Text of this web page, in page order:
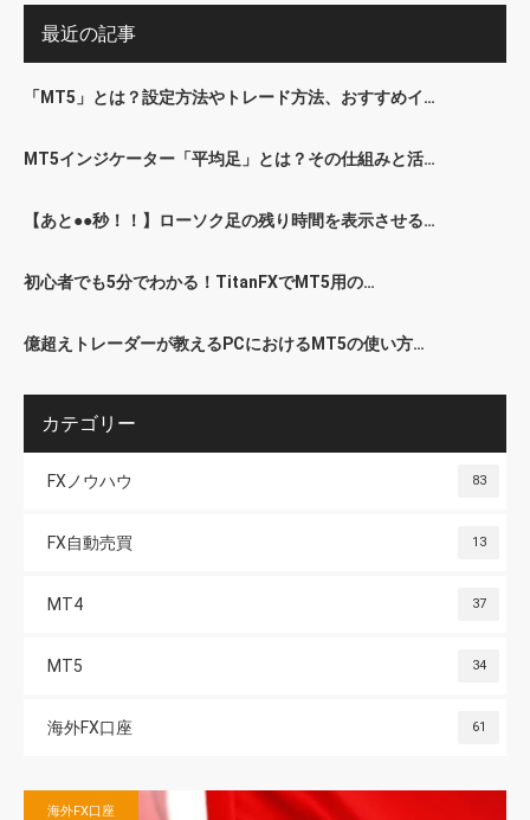
最近の記事
「MT5」とは？設定方法やトレード方法、おすすめイ…
MT5インジケーター「平均足」とは？その仕組みと活…
【あと●●秒！！】ローソク足の残り時間を表示させる…
初心者でも5分でわかる！TitanFXでMT5用の…
億超えトレーダーが教えるPCにおけるMT5の使い方…
カテゴリー
FXノウハウ 83
FX自動売買 13
MT4 37
MT5 34
海外FX口座 61
海外FX口座